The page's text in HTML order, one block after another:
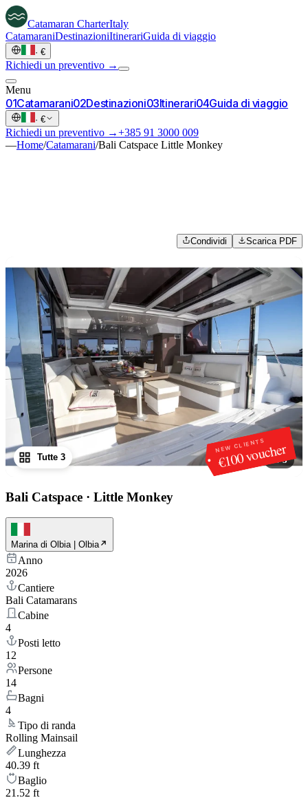
Catamaran CharterItaly
CatamaraniDestinazioniItinerariGuida di viaggio
· €
Richiedi un preventivo →
Menu
01Catamarani02Destinazioni03Itinerari04Guida di viaggio
· €
Richiedi un preventivo →+385 91 3000 009
—Home/Catamarani/Bali Catspace Little Monkey
Condividi Scarica PDF
NEW CLIENTS
€100 voucher
1 /3
Tutte 3
Bali Catspace · Little Monkey
Marina di Olbia | Olbia
Anno
2026
Cantiere
Bali Catamarans
Cabine
4
Posti letto
12
Persone
14
Bagni
4
Tipo di randa
Rolling Mainsail
Lunghezza
40.39 ft
Baglio
21.52 ft